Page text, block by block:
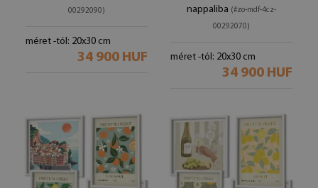
00292090)
méret -tól: 20x30 cm
34 900 HUF
nappaliba (#zo-mdf-4cz-
00292070)
méret -tól: 20x30 cm
34 900 HUF